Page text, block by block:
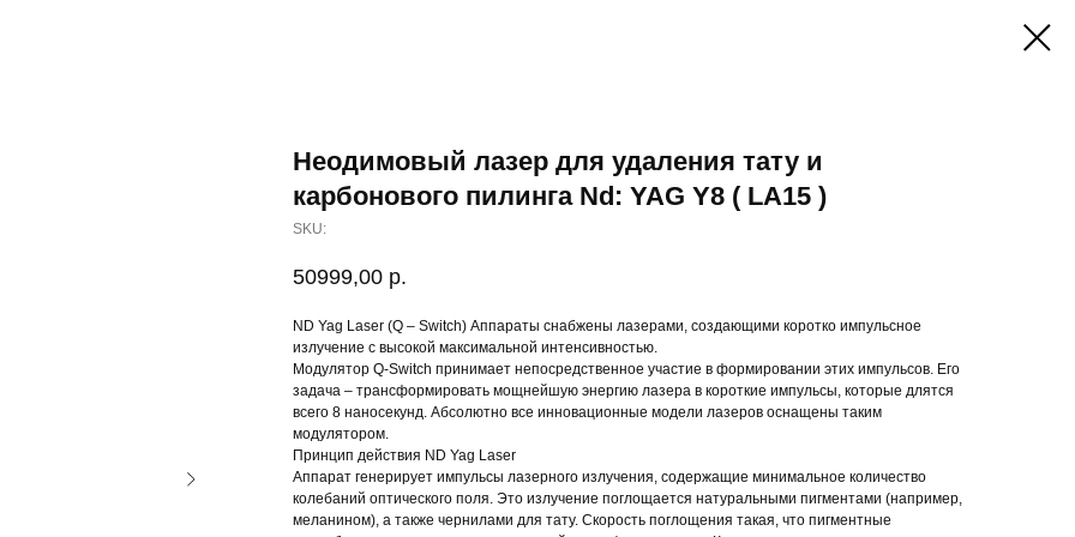
Неодимовый лазер для удаления тату и
карбонового пилинга Nd: YAG Y8 ( LA15 )
SKU:
50999,00 р.
ND Yag Laser (Q – Switch) Аппараты снабжены лазерами, создающими коротко импульсное
излучение с высокой максимальной интенсивностью.
Модулятор Q-Switch принимает непосредственное участие в формировании этих импульсов. Его
задача – трансформировать мощнейшую энергию лазера в короткие импульсы, которые длятся
всего 8 наносекунд. Абсолютно все инновационные модели лазеров оснащены таким
модулятором.
Принцип действия ND Yag Laser
Аппарат генерирует импульсы лазерного излучения, содержащие минимальное количество
колебаний оптического поля. Это излучение поглощается натуральными пигментами (например,
меланином), а также чернилами для тату. Скорость поглощения такая, что пигментные